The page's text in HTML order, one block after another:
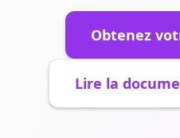
Obtenez
Lire la